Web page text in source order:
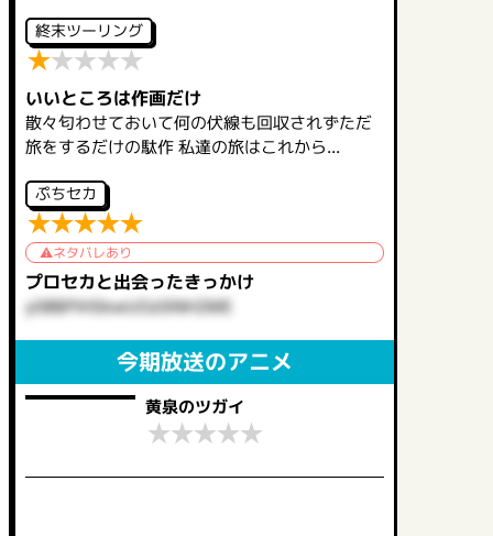
終末ツーリング
★★★★★
いいところは作画だけ
散々匂わせておいて何の伏線も回収されずただ
旅をするだけの駄作 私達の旅はこれから...
ぷちセカ
★★★★★
ネタバレあり
プロセカと出会ったきっかけ
y08BPIHSkwUOz0iNH2ME
今期放送のアニメ
黄泉のツガイ
★★★★★